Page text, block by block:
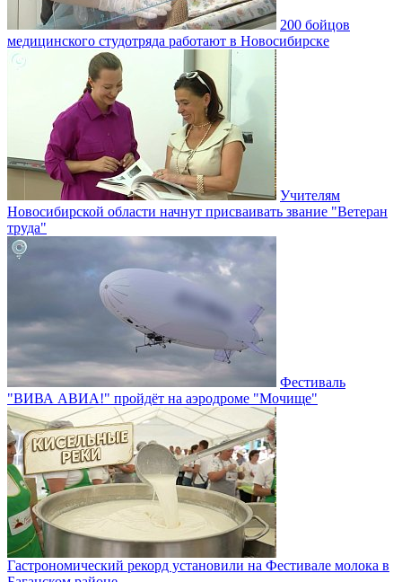
200 бойцов
медицинского студотряда работают в Новосибирске
Учителям
Новосибирской области начнут присваивать звание "Ветеран
труда"
Фестиваль
"ВИВА АВИА!" пройдёт на аэродроме "Мочище"
Гастрономический рекорд установили на Фестивале молока в